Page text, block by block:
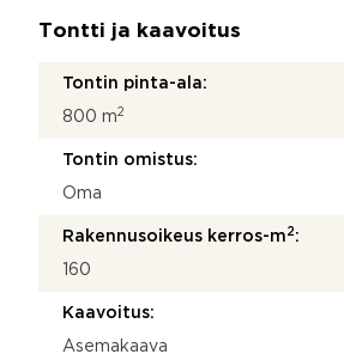
Tontti ja kaavoitus
Tontin pinta-ala:
800 m2
Tontin omistus:
Oma
Rakennusoikeus kerros-m 2 :
160
Kaavoitus:
Asemakaava